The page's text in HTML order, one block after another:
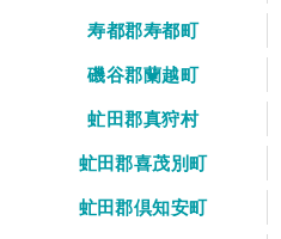
寿都郡寿都町
磯谷郡蘭越町
虻田郡真狩村
虻田郡喜茂別町
虻田郡倶知安町